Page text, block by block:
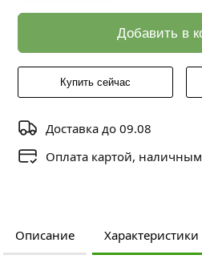
Добавить в
Купить сейчас
Доставка до 09.08
Оплата картой,
Описание Характеристики